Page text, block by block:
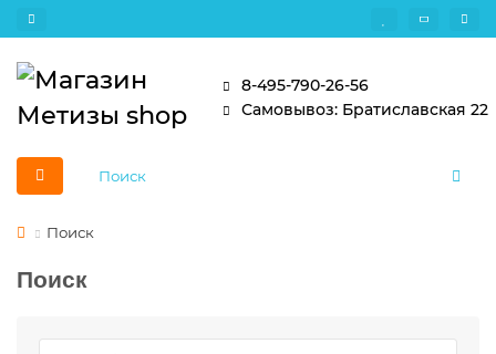
8-495-790-26-56
Самовывоз: Братиславская 22
Поиск
Поиск